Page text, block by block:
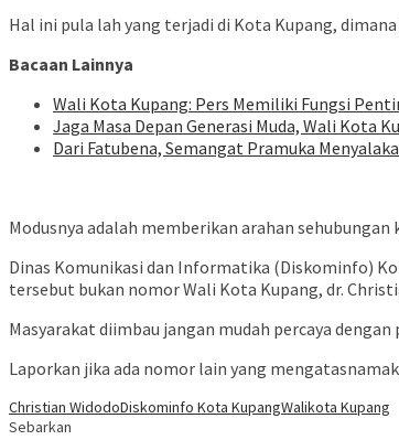
Hal ini pula lah yang terjadi di Kota Kupang,
Bacaan Lainnya
Wali Kota Kupang: Pers Memiliki Fungsi
Jaga Masa Depan Generasi Muda, Wali Kota
Dari Fatubena, Semangat Pramuka
Modusnya adalah memberikan arahan
Dinas Komunikasi dan Informatika (Diskominfo)
tersebut bukan nomor Wali Kota Kupang, dr.
Masyarakat diimbau jangan mudah percaya
Laporkan jika ada nomor lain yang
Christian WidodoDiskominfo Kota KupangWalikota Kupang
Sebarkan